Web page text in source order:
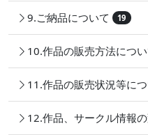
9.ご納品について 19
10.作品の販売方法につ
11.作品の販売状況等に
12.作品、サークル情報